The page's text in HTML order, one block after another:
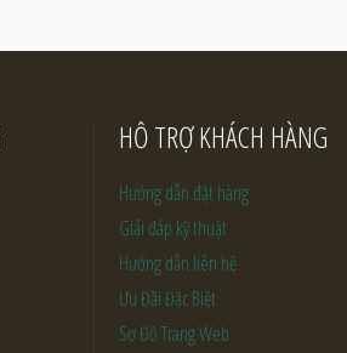
HỖ TRỢ KHÁCH HÀNG
Hướng dẫn đặt hàng
Giải đáp kỹ thuật
Hướng dẫn liên hệ
Ưu Đãi Đặc Biệt
Sơ Đồ Trang Web